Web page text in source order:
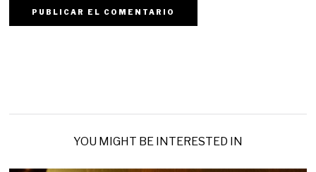
YOU MIGHT BE INTERESTED IN